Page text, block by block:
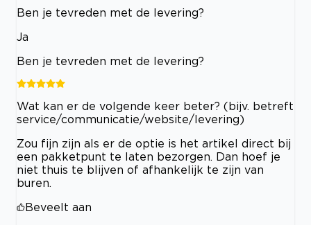
Ben je tevreden met de levering?
Ja
Ben je tevreden met de levering?
Wat kan er de volgende keer beter? (bijv. betreft
service/communicatie/website/levering)
Zou fijn zijn als er de optie is het artikel direct bij
een pakketpunt te laten bezorgen. Dan hoef je
niet thuis te blijven of afhankelijk te zijn van
buren.
Beveelt aan